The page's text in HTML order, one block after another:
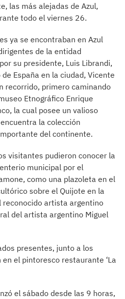
las más alejadas de Azul,
todo el viernes 26.
ya se encontraban en Azul
de la entidad
su presidente, Luis Librandi,
España en la ciudad, Vicente
recorrido, primero caminando
Etnográfico Enrique
la cual posee un valioso
la colección
del continente.
visitantes pudieron conocer la
municipal por el
como una plazoleta en el
sobre el Quijote en la
reconocido artista argentino
del artista argentino Miguel
presentes, junto a los
el pintoresco restaurante ‘La
el sábado desde las 9 horas,